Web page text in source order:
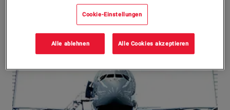
Cookie-Einstellungen
Alle ablehnen Alle Cookies akzeptieren